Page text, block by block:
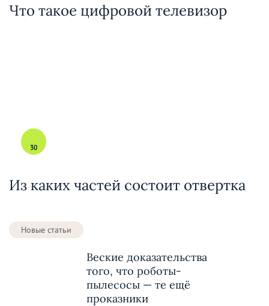
Что такое цифровой телевизор
30
Из каких частей состоит отвертка
Новые статьи
Веские доказательства
того, что роботы-
пылесосы — те ещё
проказники